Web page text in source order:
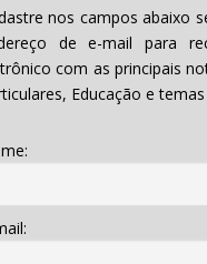
nos campos abaixo
de e-mail para
com as principais
Educação e